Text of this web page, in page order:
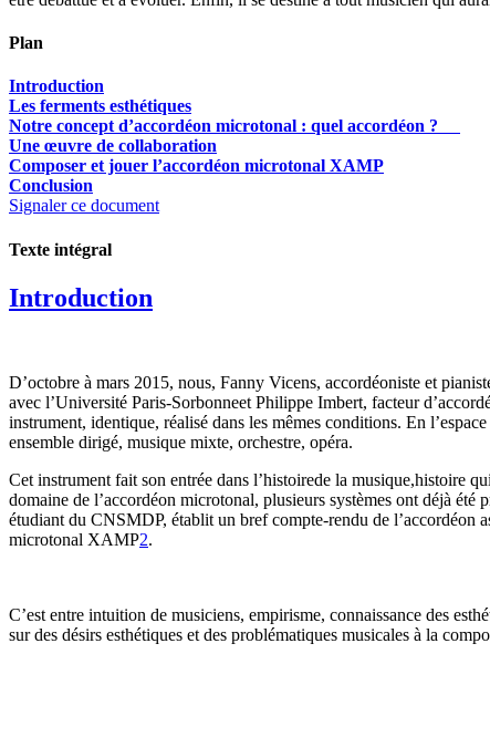
Plan
Introduction
Les ferments esthétiques
Notre concept d’accordéon microtonal : quel accordéon ?
Une œuvre de collaboration
Composer et jouer l’accordéon microtonal XAMP
Conclusion
Signaler ce document
Texte intégral
Introduction
D’octobre à mars 2015, nous, Fanny Vicens, accordéoniste et
avec l’Université Paris-Sorbonneet Philippe Imbert, facteur
instrument, identique, réalisé dans les mêmes conditions. En
ensemble dirigé, musique mixte, orchestre, opéra.
Cet instrument fait son entrée dans l’histoirede la musique,histoire
domaine de l’accordéon microtonal, plusieurs systèmes ont déjà
étudiant du CNSMDP, établit un bref compte-rendu de l’accordéon
microtonal XAMP2.
C’est entre intuition de musiciens, empirisme, connaissance des
sur des désirs esthétiques et des problématiques musicales à la